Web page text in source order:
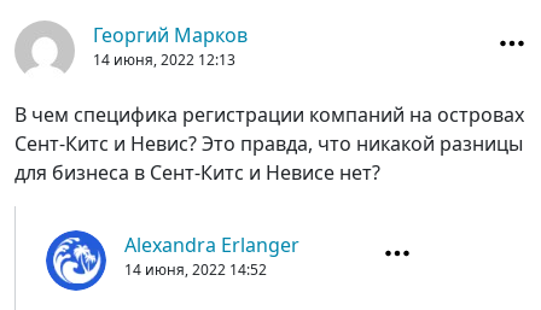
Георгий Марков
14 июня, 2022 12:13
В чем специфика регистрации компаний на островах
Сент-Китс и Невис? Это правда, что никакой разницы
для бизнеса в Сент-Китс и Невисе нет?
Alexandra Erlanger
14 июня, 2022 14:52